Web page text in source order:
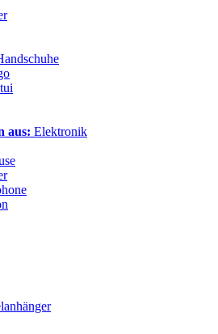
aus: Elektronik